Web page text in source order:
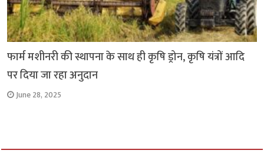
फार्म मशीनरी की स्थापना के साथ ही कृषि ड्रोन, कृषि यंत्रों आदि
पर दिया जा रहा अनुदान
June 28, 2025